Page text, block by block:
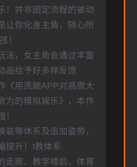
！并非固定流程的被动
让你化身主角，随心所
！
法，女主角会通过丰富
画给予好多样反馈
《用洗脑APP对高傲大
为的模拟娱乐》，本作
！
装等体系及追加姿势，
提升！t教体系
走廊、教学楼后、体育